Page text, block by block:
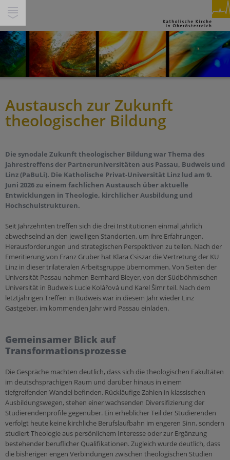
SUCHE
INHALTE
PFARREN
GLAUBEN & FEIERN
Spiritualität
Feiern
Beten
Trauern
Pilgern
Begleiten
Berufen sein
Sakramente
Taufe
Firmung
Eucharistie
Beichte
Weihe
Heilige Zeiten
Kirchenjahr
Farben & Symbole
Sonntag
Orte & Worte
Dienste
THEMEN
Miteinander
Ökumene & Dialog
Werte
Schöpfung und Nachhaltigkeit
Leben
Kinder & Jugend
Mensch & Arbeit
SERVICE & HILFE
Service
Über Uns
Jobs
Presse/Medien
Buch & Segen
Medienverleih
Epolmedia
Ich möchte...
meine Freizeit gestalten!
anderen helfen!
mich weiterbilden!
Beratung
wieder eintreten!
Ehe & Beziehung
Mobbing
Missbrauch & Gewalt
Prävention & Kinder/Jugendschutz
WIR IN DEINER NÄHE
Pastorale Orte
Pfarren
Bildungshäuser
Schulen
Orden und Klöster
Citypastoral
Organisationen
Caritas
Katholisches Bildungswerk
Ämter & Einrichtungen
Schulamt
Ordinariat
Austausch zur Zukunft
theologischer Bildung
Die synodale Zukunft theologischer Bildung war Thema des
Jahrestreffens der Partneruniversitäten aus Passau, Budweis und
Linz (PaBuLi). Die Katholische Privat-Universität Linz lud am 9.
Juni 2026 zu einem fachlichen Austausch über aktuelle
Entwicklungen in Theologie, kirchlicher Ausbildung und
Hochschulstrukturen.
Seit Jahrzehnten treffen sich die drei Institutionen einmal jährlich
abwechselnd an den jeweiligen Standorten, um ihre Erfahrungen,
Herausforderungen und strategischen Perspektiven zu teilen. Nach der
Emeritierung von Franz Gruber hat Klara Csiszar die Vertretung der KU
Linz in dieser trilateralen Arbeitsgruppe übernommen. Von Seiten der
Universität Passau nahmen Bernhard Bleyer, von der Südböhmischen
Universität in Budweis Lucie Kolářová und Karel Šimr teil. Nach dem
letztjährigen Treffen in Budweis war in diesem Jahr wieder Linz
Gastgeber, im kommenden Jahr wird Passau einladen.
Gemeinsamer Blick auf
Transformationsprozesse
Die Gespräche machten deutlich, dass sich die theologischen Fakultäten
im deutschsprachigen Raum und darüber hinaus in einem
tiefgreifenden Wandel befinden. Rückläufige Zahlen in klassischen
Ausbildungswegen, stehen einer wachsenden Diversifizierung der
Studierendenprofile gegenüber. Ein erheblicher Teil der Studierenden
verfolgt heute keine kirchliche Berufslaufbahn im engeren Sinn, sondern
studiert Theologie aus persönlichem Interesse oder zur Ergänzung
bestehender beruflicher Qualifikationen. Zugleich wurde deutlich, dass
die bisherigen engen Verbindungen zwischen theologischen Studien